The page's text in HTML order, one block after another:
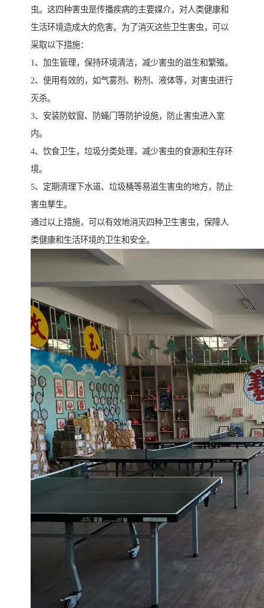
虫。这四种害虫是传播疾病的主要媒介，对人类健康和
生活环境造成大的危害。为了消灭这些卫生害虫，可以
采取以下措施：
1、加生管理，保持环境清洁，减少害虫的滋生和繁殖。
2、使用有效的，如气雾剂、粉剂、液体等，对害虫进行
灭杀。
3、安装防蚊窗、防蝇门等防护设施，防止害虫进入室
内。
4、饮食卫生，垃圾分类处理，减少害虫的食源和生存环
境。
5、定期清理下水道、垃圾桶等易滋生害虫的地方，防止
害虫孳生。
通过以上措施，可以有效地消灭四种卫生害虫，保障人
类健康和生活环境的卫生和安全。